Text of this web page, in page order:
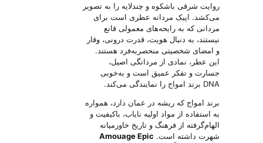
روایت شرقی باشکوه و چندلایه را به تصویر
می‌کشد. اپیک مردانه عطری است برای
مردانی که به رایحه‌های معمولی قانع
نیستند، به دنبال هویت، قدرت درونی، وقار
و امضای شخصیتی منحصربه‌فرد هستند.
این عطر، نمادی از مردانگی اصیل،
جسارت و تفکر عمیق است و به‌خوبی
DNA برند امواج را نمایندگی می‌کند.
برند امواج که ریشه در عمان دارد، همواره
به استفاده از مواد اولیه نایاب، باکیفیت و
الهام‌گرفته از فرهنگ و تاریخ خاورمیانه
شهرت داشته است.Amouage Epic